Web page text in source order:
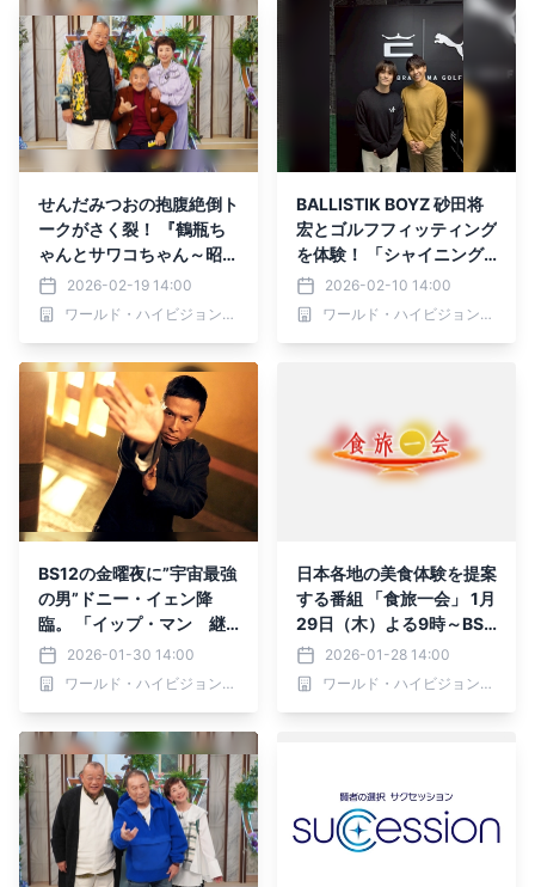
せんだみつおの抱腹絶倒ト
ークがさく裂！ 『鶴瓶ち
ゃんとサワコちゃん～昭和
の大先輩とおかしな２人
～』 第60回ゲスト：せん
だみつお 2月23日（月）
エルビで放送
2026-02-19 14:00
ワールド・ハイビジョン・チャンネル株式会社
BALLISTIK BOYZ 砂田将
宏とゴルフフィッティング
を体験！ 「シャイニング
タイム-週末 大人の趣味時
間-」 2月12日（木）夕方
6時30分～ BS12 トゥエル
2026-02-10 14:00
ワールド・ハイビジョン・チャンネル株式会社
BS12の金曜夜に”宇宙最強
の男”ドニー・イェン降
臨。 「イップ・マン 継
承」他、3週連続放送！ B
S12 トゥエルビで全国無料
放送
2026-01-30 14:00
ワールド・ハイビジョン・チャンネル株式会社
日本各地の美食体験を提案
する番組 「食旅一会」 1月
29日（木）よる9時～BS1
2 トゥエルビで全国無料放
送
2026-01-28 14:00
ワールド・ハイビジョン・チャンネル株式会社